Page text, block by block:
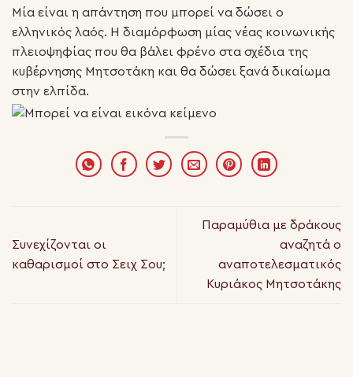
Μία είναι η απάντηση που μπορεί να δώσει ο
ελληνικός λαός. Η διαμόρφωση μίας νέας κοινωνικής
πλειοψηφίας που θα βάλει φρένο στα σχέδια της
κυβέρνησης Μητσοτάκη και θα δώσει ξανά δικαίωμα
στην ελπίδα.
Συνεχίζονται οι
καθαρισμοί στο Σειχ Σου;
Παραμύθια με δράκους
αναζητά ο
αναποτελεσματικός
Κυριάκος Μητσοτάκης